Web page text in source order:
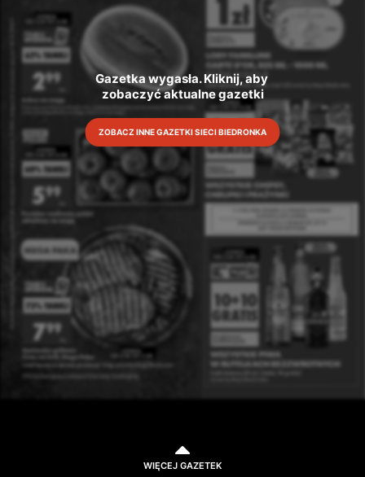
Gazetka wygasła. Kliknij, aby
zobaczyć aktualne gazetki
ZOBACZ INNE GAZETKI SIECI BIEDRONKA
WIĘCEJ GAZETEK